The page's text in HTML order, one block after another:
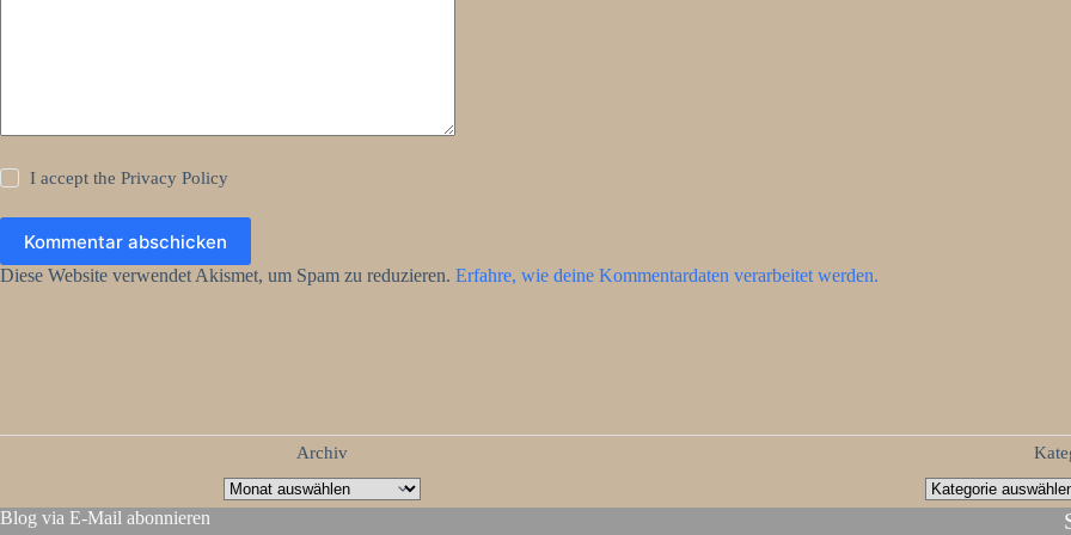
I accept thePrivacy Policy
Kommentar abschicken
Diese Website verwendet Akismet, um Spam zu reduzieren. Erfahre, wie deine Kommentardaten verarbeitet werden.
Archiv
Blog via E-Mail abonnieren